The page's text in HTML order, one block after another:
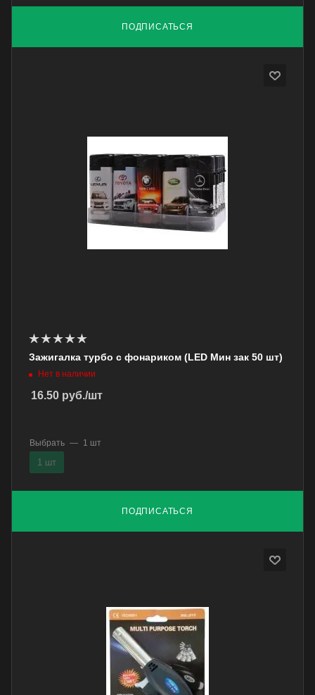
ПОДПИСАТЬСЯ
Зажигалка турбо с фонариком (LED Мин зак 50 шт)
Нет в наличии
16.50 руб./шт
ПОДПИСАТЬСЯ
Выбрать — 1 шт
1 шт